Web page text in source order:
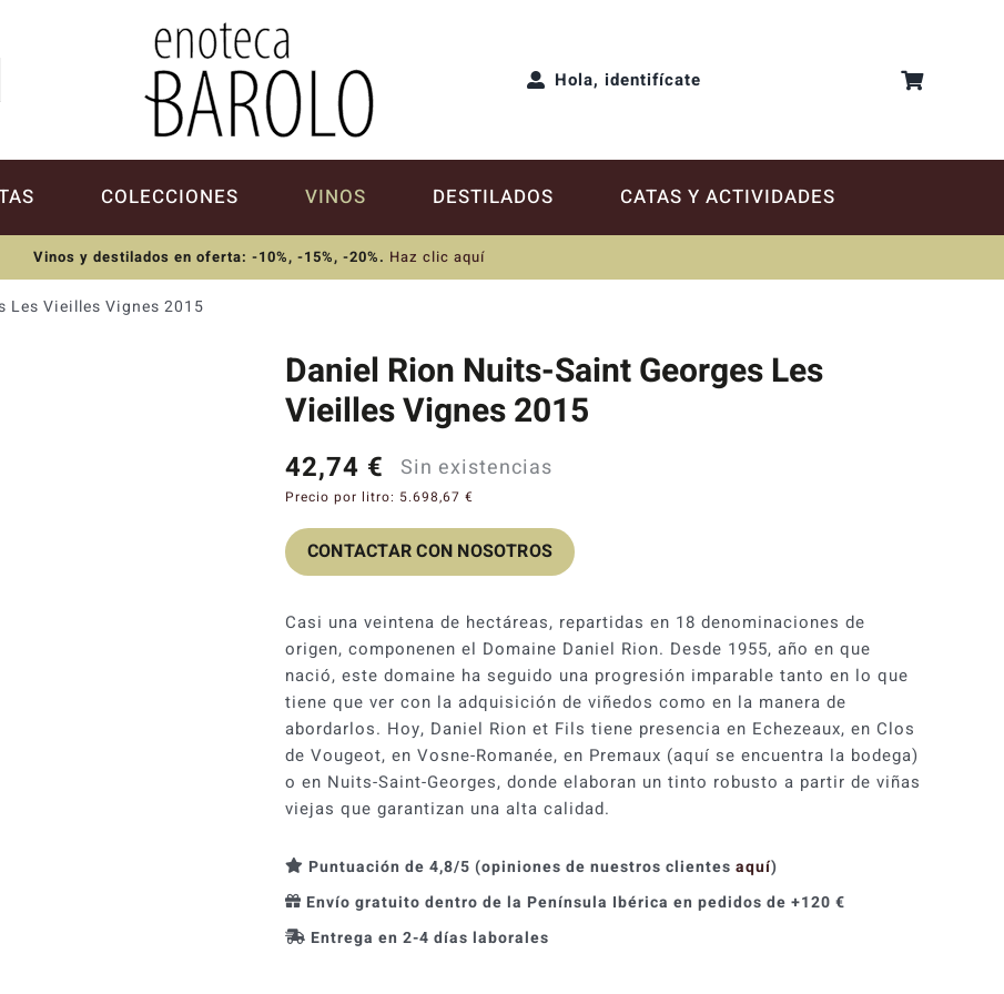
Hola, identifícate
COLECCIONES VINOS DESTILADOS CATAS Y ACTIVIDADES
Vinos y destilados en oferta: -10%, -15%, -20%. Haz clic aquí
Les Vieilles Vignes 2015
Daniel Rion Nuits-Saint Georges Les
Vieilles Vignes 2015
42,74 € Sin existencias
Precio por litro: 5.698,67 €
CONTACTAR CON NOSOTROS
Casi una veintena de hectáreas, repartidas en 18 denominaciones de
origen, componenen el Domaine Daniel Rion. Desde 1955, año en que
nació, este domaine ha seguido una progresión imparable tanto en lo que
tiene que ver con la adquisición de viñedos como en la manera de
abordarlos. Hoy, Daniel Rion et Fils tiene presencia en Echezeaux, en Clos
de Vougeot, en Vosne-Romanée, en Premaux (aquí se encuentra la bodega)
o en Nuits-Saint-Georges, donde elaboran un tinto robusto a partir de viñas
viejas que garantizan una alta calidad.
Puntuación de 4,8/5 (opiniones de nuestros clientes aquí)
Envío gratuito dentro de la Península Ibérica en pedidos de +120 €
Entrega en 2-4 días laborales